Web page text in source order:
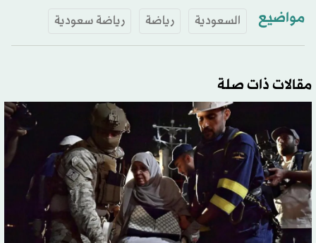
مواضيع السعودية رياضة رياضة سعودية
مقالات ذات صلة